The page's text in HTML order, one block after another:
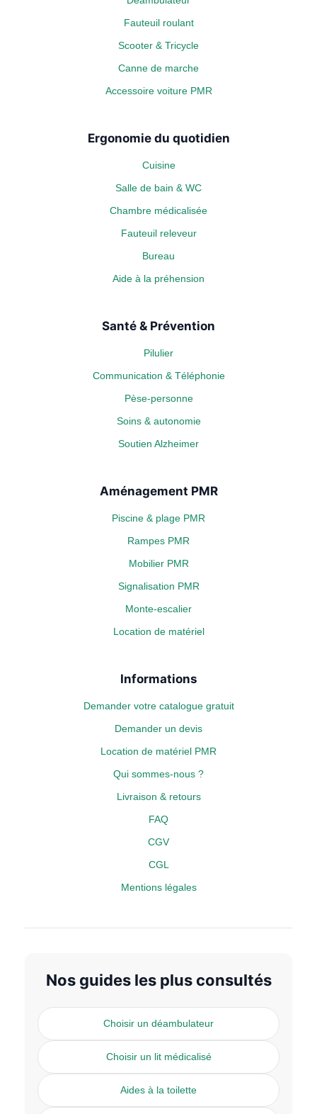
Fauteuil roulant
Scooter & Tricycle
Canne de marche
Accessoire voiture PMR
Ergonomie du quotidien
Cuisine
Salle de bain & WC
Chambre médicalisée
Fauteuil releveur
Bureau
Aide à la préhension
Santé & Prévention
Pilulier
Communication & Téléphonie
Pèse-personne
Soins & autonomie
Soutien Alzheimer
Aménagement PMR
Piscine & plage PMR
Rampes PMR
Mobilier PMR
Signalisation PMR
Monte-escalier
Location de matériel
Informations
Demander votre catalogue gratuit
Demander un devis
Location de matériel PMR
Qui sommes-nous ?
Livraison & retours
FAQ
CGV
CGL
Mentions légales
Nos guides les plus consultés
Choisir un déambulateur
Choisir un lit médicalisé
Aides à la toilette